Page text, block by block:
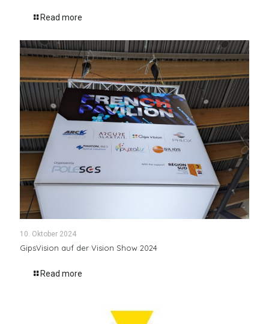
Read more
10. Oktober 2024
GipsVision auf der Vision Show 2024
Read more